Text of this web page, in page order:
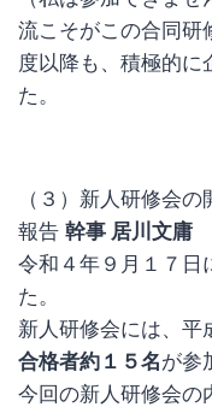
流こそがこの合同研
度以降も、積極的に
た。
（３）新人研修会
報告 幹事 居川文庸
令和４年９月１７日
た。
新人研修会には、平
合格者約１５名が参
今回の新人研修会の